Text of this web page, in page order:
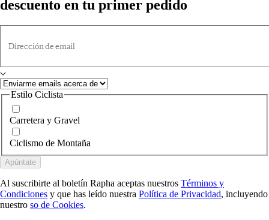
descuento en tu primer pedido
Dirección de email
Estilo Ciclista
Carretera y Gravel
Ciclismo de Montaña
Apúntate
Al suscribirte al boletín Rapha aceptas nuestros Términos y
Condiciones y que has leído nuestra Política de Privacidad, incluyendo
nuestro so de Cookies.